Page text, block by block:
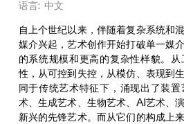
语言: 中文
自上个世纪以来，伴随着复杂系统和
媒介兴起，艺术创作开始打破单一媒
的系统规模和更高的复杂性样貌。
性，从可控到失控，从模仿、表现到
同于传统艺术特征下，涌现出了装
术、生成艺术、生物艺术、AI艺术、
新兴的先锋艺术。而从它们的构成上